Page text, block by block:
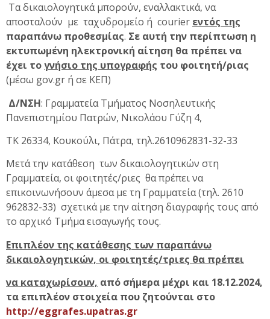
Τα δικαιολογητικά μπορούν, εναλλακτικά, να
αποσταλούν με ταχυδρομείο ή courier εντός της
παραπάνω προθεσμίας. Σε αυτή την περίπτωση η
εκτυπωμένη ηλεκτρονική αίτηση θα πρέπει να
έχει τογνήσιο της υπογραφής του φοιτητή/ριας
(μέσω gov.gr ή σε ΚΕΠ)
Δ/ΝΣΗ: Γραμματεία Τμήματος Νοσηλευτικής
Πανεπιστημίου Πατρών, Νικολάου Γύζη 4,
ΤΚ 26334, Κουκούλι, Πάτρα, τηλ.2610962831-32-33
Μετά την κατάθεση των δικαιολογητικών στη
Γραμματεία, οι φοιτητές/ριες θα πρέπει να
επικοινωνήσουν άμεσα με τη Γραμματεία (τηλ. 2610
962832-33) σχετικά με την αίτηση διαγραφής τους από
το αρχικό Τμήμα εισαγωγής τους.
Επιπλέον της κατάθεσης των παραπάνω
δικαιολογητικών, οι φοιτητές/τριες θα πρέπει
να καταχωρίσουν, από σήμερα μέχρι και 18.12.2024,
τα επιπλέον στοιχεία που ζητούνται στο
http://eggrafes.upatras.gr